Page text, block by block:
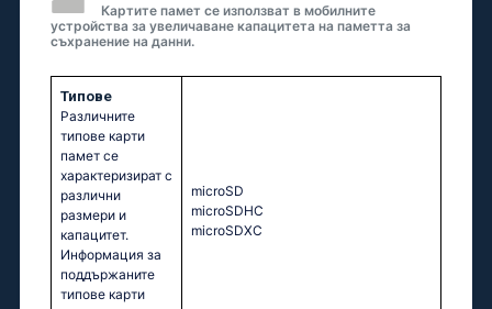
Картите памет се използват в мобилните
устройства за увеличаване капацитета на паметта за
съхранение на данни.
Типове
Различните
типове карти
памет се
характеризират с
различни
размери и
капацитет.
Информация за
поддържаните
типове карти
microSD
microSDHC
microSDXC